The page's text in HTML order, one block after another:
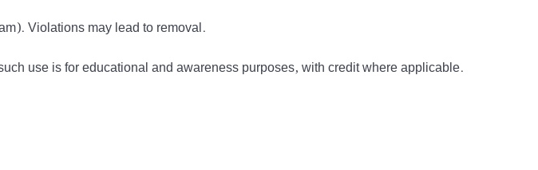
Violations may lead to removal.
use is for educational and awareness purposes, with credit where applicable.